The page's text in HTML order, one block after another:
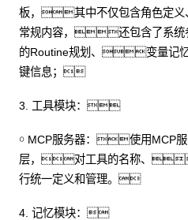
板，其中不仅包含角色定
常规内容，还包含了系
的Routine规划、变量记
键信息；
3. 工具模块：
￮ MCP服务器：使用MCP服
层，对工具的名称、
行统一定义和管理。
4. 记忆模块：